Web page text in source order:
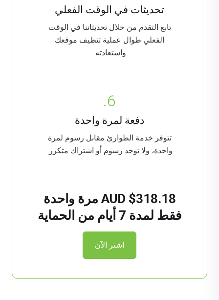
تحديثات في الوقت الفعلي
تابع التقدم من خلال تحديثاتنا في الوقت
الفعلي طوال عملية تنظيف موقعك
واستعادته.
6.
دفعة لمرة واحدة
تتوفر خدمة الطوارئ مقابل رسوم لمرة
واحدة، ولا توجد رسوم أو اشتراك متكرر.
$318.18 AUD مرة واحدة
فقط لمدة 7 أيام من الحماية
اشتر الآن